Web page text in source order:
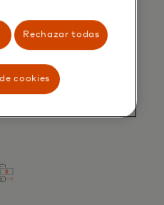
la experiencia
con las
dispositivos
del dispositivo y la
usuarios, reducir el
más compras.
Rechazar todas
cookies